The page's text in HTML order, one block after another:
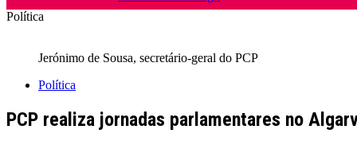
Política
Jerónimo de Sousa, secretário-geral do PCP
Política
PCP realiza jornadas parlamentares no